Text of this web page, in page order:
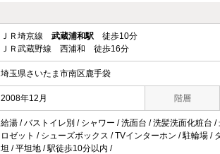
ＪＲ埼京線 武蔵浦和駅 徒歩10分
ＪＲ武蔵野線 西浦和 徒歩16分
埼玉県さいたま市南区鹿手袋
2008年12月 階層
給湯 / バストイレ別 / シャワー / 洗面台 / 洗髪洗面化粧台
ロゼット / シューズボックス / TVインターホン / 駐輪場 /
坦 / 平坦地 / 駅徒歩10分以内 /